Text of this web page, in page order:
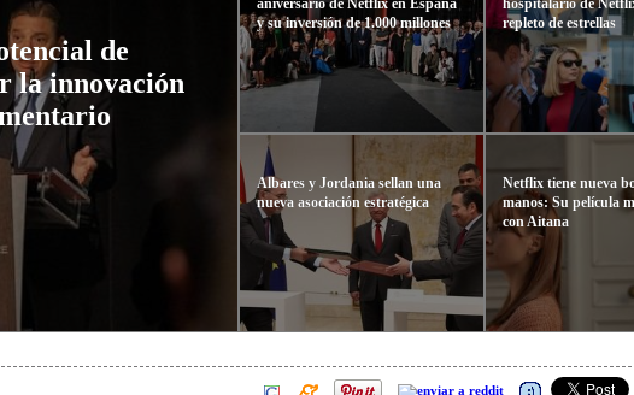
de
la innovación
aniversario de Netflix en España
y su inversión de 1.000 millones
Albares y Jordania sellan una
nueva asociación estratégica
hospitalario de
repleto de estrellas
Netflix tiene nueva
manos: Su película
con Aitana